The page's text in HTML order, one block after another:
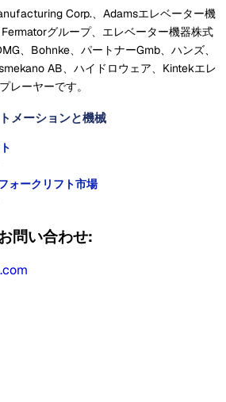
Corp.、Adamsエレベーター機
グループ、エレベーター機器株式
、Bohnke、パートナーGmb、ハンズ、
AB、ハイドロウェア、Kintekエレ
レーヤーです。
メーションと機械
ォークリフト市場
問い合わせ: